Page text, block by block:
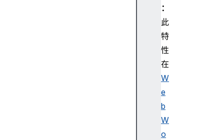
：
此
特
性
在
W
e
b
W
o